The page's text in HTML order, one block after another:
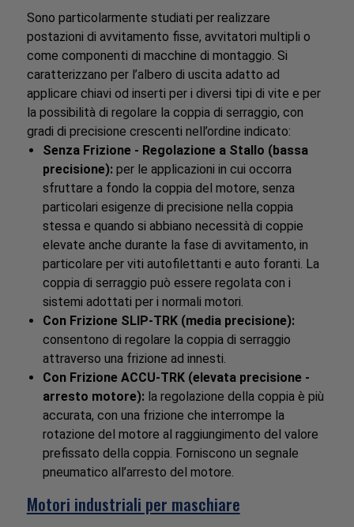
Sono particolarmente studiati per realizzare
postazioni di avvitamento fisse, avvitatori multipli o
come componenti di macchine di montaggio. Si
caratterizzano per l’albero di uscita adatto ad
applicare chiavi od inserti per i diversi tipi di vite e per
la possibilità di regolare la coppia di serraggio, con
gradi di precisione crescenti nell’ordine indicato:
Senza Frizione - Regolazione a Stallo (bassa
precisione):per le applicazioni in cui occorra
sfruttare a fondo la coppia del motore, senza
particolari esigenze di precisione nella coppia
stessa e quando si abbiano necessità di coppie
elevate anche durante la fase di avvitamento, in
particolare per viti autofilettanti e auto foranti. La
coppia di serraggio può essere regolata con i
sistemi adottati per i normali motori.
Con Frizione SLIP-TRK (media precisione):
consentono di regolare la coppia di serraggio
attraverso una frizione ad innesti.
Con Frizione ACCU-TRK (elevata precisione -
arresto motore):la regolazione della coppia è più
accurata, con una frizione che interrompe la
rotazione del motore al raggiungimento del valore
prefissato della coppia. Forniscono un segnale
pneumatico all’arresto del motore.
Motori industriali per maschiare